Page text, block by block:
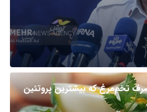
تخم‌مرغ که بیشترین پروتئین